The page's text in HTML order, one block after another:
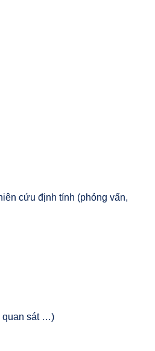
cứu định tính (phỏng vấn,
quan sát …)